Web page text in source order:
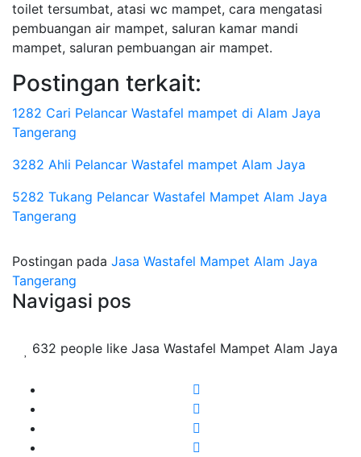
toilet tersumbat, atasi wc mampet, cara mengatasi
pembuangan air mampet, saluran kamar mandi
mampet, saluran pembuangan air mampet.
Postingan terkait:
1282 Cari Pelancar Wastafel mampet di Alam Jaya
Tangerang
3282 Ahli Pelancar Wastafel mampet Alam Jaya
5282 Tukang Pelancar Wastafel Mampet Alam Jaya
Tangerang
Postingan pada Jasa Wastafel Mampet Alam Jaya
Tangerang
Navigasi pos
632 people like Jasa Wastafel Mampet Alam Jaya